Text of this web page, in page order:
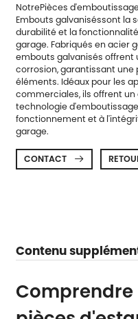
NotrePièces
Embouts galvaniséssont la
durabilité et la
garage. Fabriqués en acier
embouts galvanisés offrent
corrosion, garantissant
éléments. Idéaux pour les
commerciales, ils offrent
technologie
fonctionnement et à
garage.
CONTACT 
Contenu